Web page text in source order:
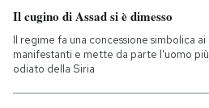
Il cugino di Assad si è dimesso
Il regime fa una concessione simbolica ai
manifestanti e mette da parte l'uomo più
odiato della Siria